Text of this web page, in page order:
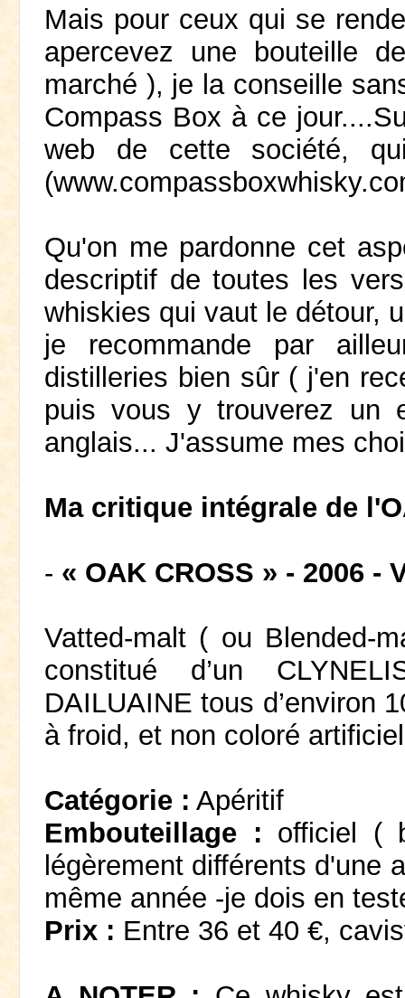
Mais pour ceux qui se
apercevez une bouteille
marché ), je la conseille
Compass Box à ce
web de cette société,
Qu'on me pardonne cet
descriptif de toutes les
whiskies qui vaut le détour,
je recommande par
distilleries bien sûr ( j'en
puis vous y trouverez un
anglais... J'assume mes
Ma critique intégrale de
- « OAK CROSS » - 2006 -
Vatted-malt ( ou Blended-
constitué d’un
DAILUAINE tous d’environ
à froid, et non coloré
Catégorie : Apéritif
Embouteillage : officiel (
légèrement différents d'une
même année -je dois en
Prix : Entre 36 et 40 €,